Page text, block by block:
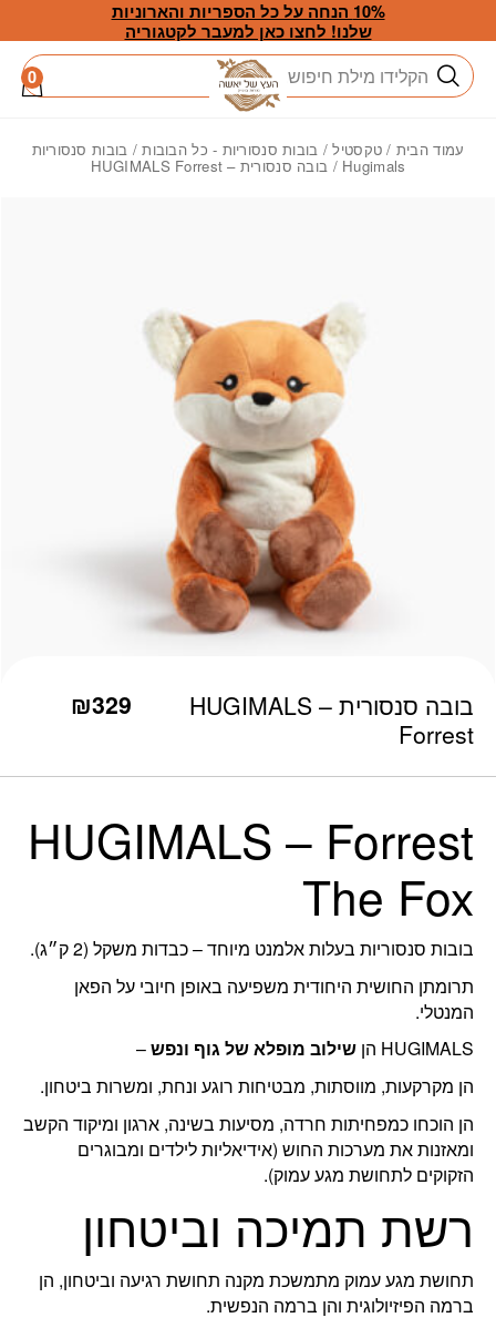
Skip to Content
10% הנחה על כל הספריות והארוניות
שלנו! לחצו כאן למעבר לקטגוריה
חיפוש 0
עמוד הבית / טקסטיל/ בובות סנסוריות - כל הבובות/ בובות סנסוריות
Hugimals / בובה סנסורית – HUGIMALS Forrest
בובה סנסורית – HUGIMALS
Forrest
₪329
HUGIMALS – Forrest
The Fox
בובות סנסוריות בעלות אלמנט מיוחד – כבדות משקל (2 ק״ג).
תרומתן החושית היחודית משפיעה באופן חיובי על הפאן
המנטלי.
HUGIMALS הן
שילוב מופלא של גוף ונפש–
הן מקרקעות, מווסתות, מבטיחות רוגע ונחת, ומשרות ביטחון.
הן הוכחו כמפחיתות חרדה, מסיעות בשינה, ארגון ומיקוד הקשב
ומאזנות את מערכות החוש (אידיאליות לילדים ומבוגרים
הזקוקים לתחושת מגע עמוק).
רשת תמיכה וביטחון
תחושת מגע עמוק מתמשכת מקנה תחושת רגיעה וביטחון, הן
ברמה הפיזיולוגית והן ברמה הנפשית.